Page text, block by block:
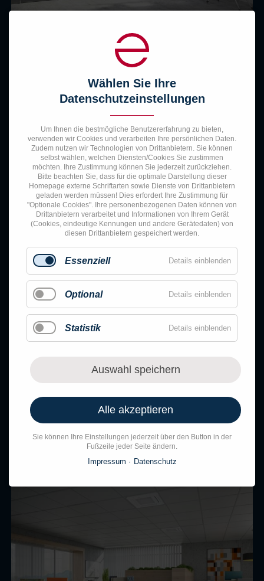
Wählen Sie Ihre
Datenschutzeinstellungen
Um Ihnen die bestmögliche Benutzererfahrung zu bieten,
verwenden wir Cookies und verarbeiten Ihre persönlichen Daten.
Zudem nutzen wir Technologien von Drittanbietern. Sie können
selbst wählen, welchen Diensten/Cookies Sie zustimmen
möchten. Ihre Zustimmung können Sie jederzeit zurückziehen.
Bitte beachten Sie, dass für die optimale Darstellung dieser
Homepage externe Schriftarten sowie Dienste von Drittanbietern
geladen werden müssen! Dies erfordert Ihre Zustimmung für
"Optionale Cookies". Ihre personenbezogenen Daten können von
Drittanbietern verarbeitet und Informationen von Ihrem Gerät
(Cookies, eindeutige Kennungen und andere Gerätedaten) von
diesen Drittanbietern gespeichert werden.
Essenziell Details einblenden
Optional Details einblenden
Statistik Details einblenden
Auswahl speichern
Alle akzeptieren
Sie können Ihre Einstellungen jederzeit über den Button in der
Fußzeile jeder Seite ändern.
Impressum Datenschutz